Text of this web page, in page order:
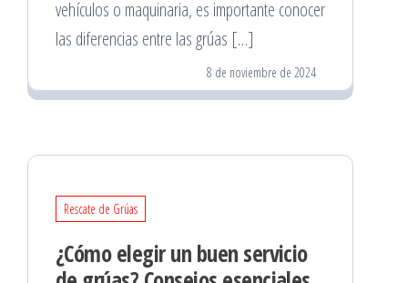
vehículos o maquinaria, es importante conocer
las diferencias entre las grúas […]
8 de noviembre de 2024
Rescate de Grúas
¿Cómo elegir un buen servicio